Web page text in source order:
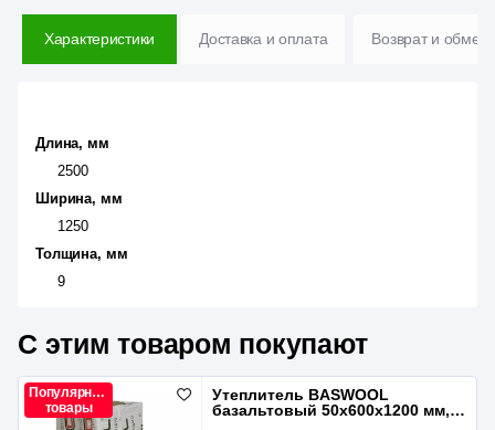
Характеристики Доставка и оплата Возврат и обмен
Длина, мм
2500
Ширина, мм
1250
Толщина, мм
9
С этим товаром покупают
Популярные
товары
Утеплитель BASWOOL
базальтовый 50х600х1200 мм,